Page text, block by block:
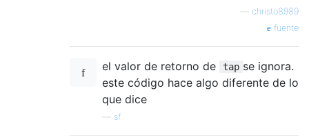
christo8989
fuente
el valor de retorno de tap se ignora.
este código hace algo diferente de lo
que dice
sf